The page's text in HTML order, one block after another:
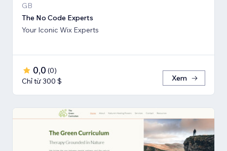
GB
The No Code Experts
Your Iconic Wix Experts
0,0 (0)
Chỉ từ 300 $
Xem